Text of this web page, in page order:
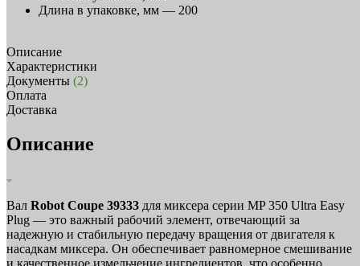
Длина в упаковке, мм — 200
Описание
Характеристики
Документы (2)
Оплата
Доставка
Описание
Вал Robot Coupe 39333 для миксера серии MP 350 Ultra Easy
Plug — это важный рабочий элемент, отвечающий за
надежную и стабильную передачу вращения от двигателя к
насадкам миксера. Он обеспечивает равномерное смешивание
и качественное измельчение ингредиентов, что особенно